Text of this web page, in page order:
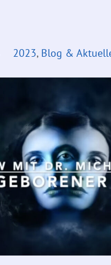
2023, Blog &